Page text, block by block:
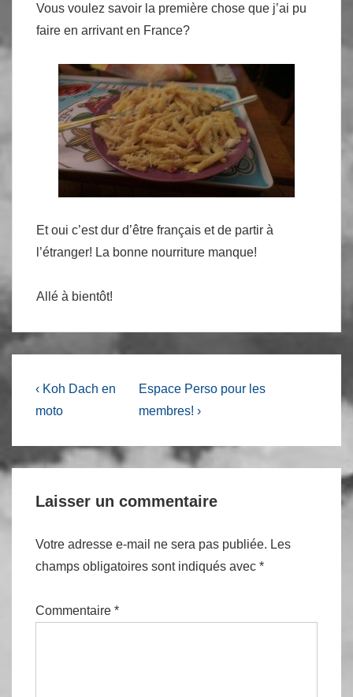
Vous voulez savoir la première chose que j’ai pu
faire en arrivant en France?
Et oui c’est dur d’être français et de partir à
l’étranger! La bonne nourriture manque!
Allé à bientôt!
Navigation
de
l’article
Previous
Post
‹ Koh Dach en
moto
Next
Post
Espace Perso pour les
membres! ›
Laisser un commentaire
Votre adresse e-mail ne sera pas publiée. Les
champs obligatoires sont indiqués avec *
Commentaire *